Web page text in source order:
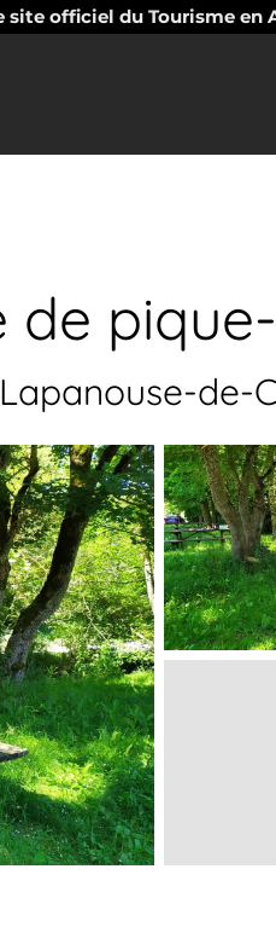
site officiel du Tourisme en
de
de-